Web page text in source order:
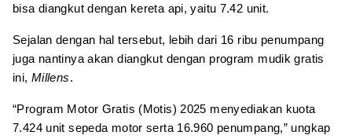
bisa diangkut dengan kereta api, yaitu 7.42 unit.
Sejalan dengan hal tersebut, lebih dari 16 ribu penumpang
juga nantinya akan diangkut dengan program mudik gratis
ini, Millens.
“Program Motor Gratis (Motis) 2025 menyediakan kuota
7.424 unit sepeda motor serta 16.960 penumpang,” ungkap